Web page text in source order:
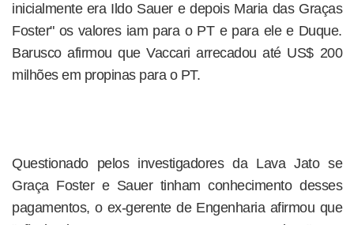
inicialmente era Ildo Sauer e depois Maria das Graças
Foster" os valores iam para o PT e para ele e Duque.
Barusco afirmou que Vaccari arrecadou até US$ 200
milhões em propinas para o PT.
Questionado pelos investigadores da Lava Jato se
Graça Foster e Sauer tinham conhecimento desses
pagamentos, o ex-gerente de Engenharia afirmou que